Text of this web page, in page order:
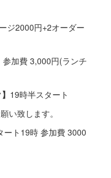
ジ2000円+2オーダー
加費 3,000円(ランチ
19時半スタート
致します。
ート19時 参加費 3000